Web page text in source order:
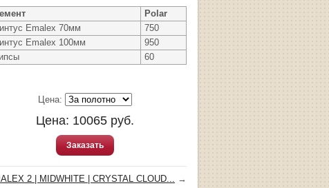
Polar
Emalex 70мм
750
Emalex 100мм
950
60
Цена:
Цена: 10065 руб.
Заказать
2 | MIDWHITE | CRYSTAL CLOUD... →